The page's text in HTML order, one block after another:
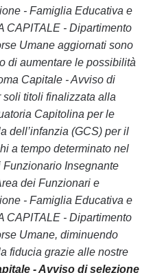
- Famiglia Educativa e
CAPITALE - Dipartimento
Umane aggiornati sono
di aumentare le possibilità
Capitale - Avviso di
titoli finalizzata alla
Capitolina per le
dell’infanzia (GCS) per il
a tempo determinato nel
Insegnante
dei Funzionari e
- Famiglia Educativa e
CAPITALE - Dipartimento
Umane, diminuendo
fiducia grazie alle nostre
- Avviso di selezione